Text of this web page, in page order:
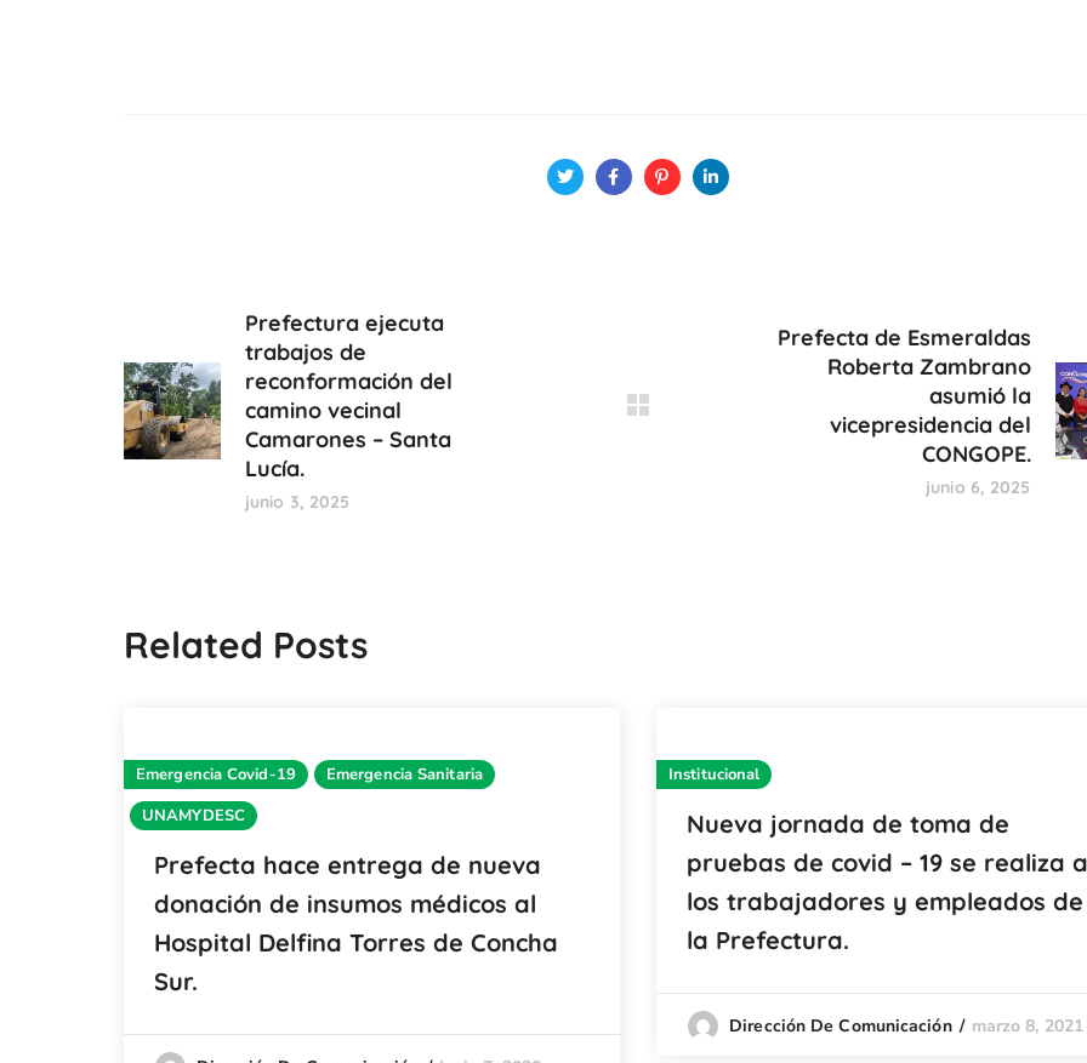
Prefectura ejecuta
trabajos de
reconformación del
camino vecinal
Camarones – Santa
Lucía.
junio 3, 2025
Prefecta de Esmeraldas
Roberta Zambrano
asumió la
vicepresidencia del
CONGOPE.
junio 6, 2025
Related Posts
Emergencia Covid-19
Emergencia Sanitaria
UNAMYDESC
Prefecta hace entrega de nueva
donación de insumos médicos al
Hospital Delfina Torres de Concha
Sur.
Institucional
Nueva jornada de toma de
pruebas de covid – 19 se realiza a
los trabajadores y empleados de
la Prefectura.
Dirección De Comunicación marzo 8, 2021